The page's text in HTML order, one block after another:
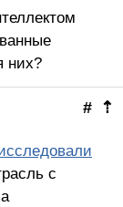
них?
⇡
#
с